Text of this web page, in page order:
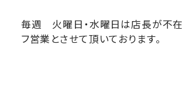
毎週 火曜日・水曜日は店長が不
フ営業とさせて頂いております。